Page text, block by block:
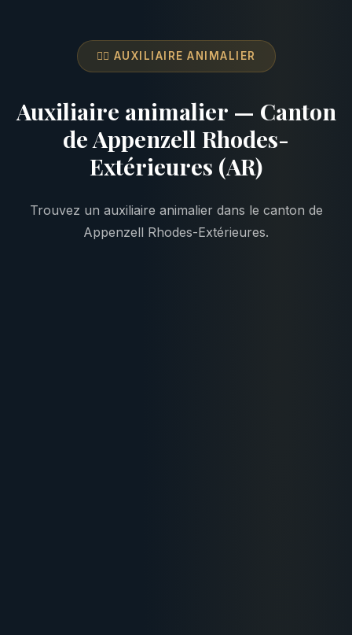
👩‍⚕️ AUXILIAIRE ANIMALIER
Auxiliaire animalier — Canton
de Appenzell Rhodes-
Extérieures (AR)
Trouvez un auxiliaire animalier dans le canton de
Appenzell Rhodes-Extérieures.